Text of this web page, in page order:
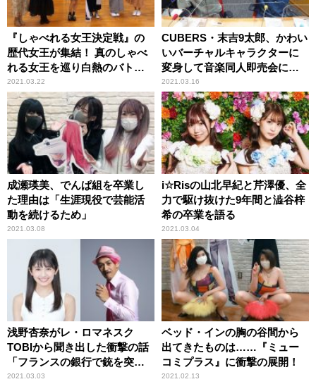
『しゃべれる女王決定戦』の
歴代女王が集結！ 真のしゃべ
れる女王を巡り白熱のバトル
を展開
2021.03.22
CUBERS・末吉9太郎、かわい
いバーチャルキャラクターに
変身して音楽同人即売会に潜
入！
2021.03.16
成瀬瑛美、でんぱ組を卒業し
た理由は「生涯現役で芸能活
動を続けるため」
2021.03.08
i☆Risの山北早紀と芹澤優、全
力で駆け抜けた9年間と澁谷梓
希の卒業を語る
2021.03.04
浅野杏奈がレ・ロマネスク
TOBIから聞き出した衝撃の話
「フランスの銀行で銃を突き
つけられて……」
2021.03.03
ベッド・インの胸の谷間から
出てきたものは……『ミュー
コミプラス』に衝撃の展開！
2021.02.13